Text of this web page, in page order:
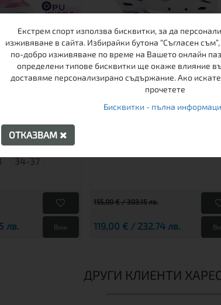
КЪНКИ
4 В 1 GIRL –
ЗА ЛЕД И
В ЕДНО
34-37
лв. Виж
ФРИСТАЙЛ РОЛЕРИ S.R.PRO
155,00 € / 303.15 лв.
119,00 € / 232.74 лв.
ДРУГИ КЛИЕНТИ
Екстрем спорт използва бисквитки, за да
изживяване в сайта. Избирайки бутона “Съгласен
по-добро изживяване по време на Вашето онлайн
определени типове бисквитки ще окаже влияние
доставяме персонализирано съдържание. Ако
прочетете
Бисквитки - пълна
ОТКАЗВАМ